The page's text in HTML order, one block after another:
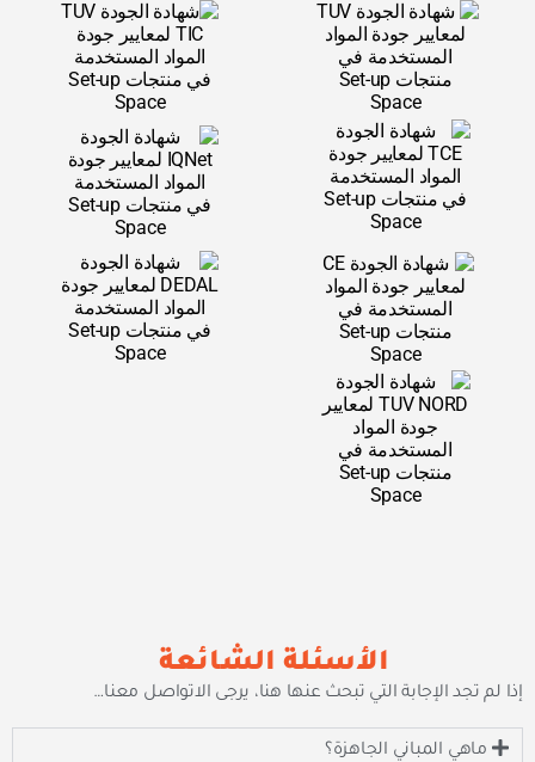
الأسئلة الشائعة
إذا لم تجد الإجابة التي تبحث عنها هنا، يرجى الاتواصل معنا…
ماهي المباني الجاهزة؟